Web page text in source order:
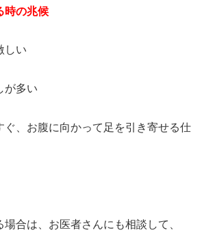
時の兆候
しい
が多い
ぐ、お腹に向かって足を引き寄せる仕
合は、お医者さんにも相談して、